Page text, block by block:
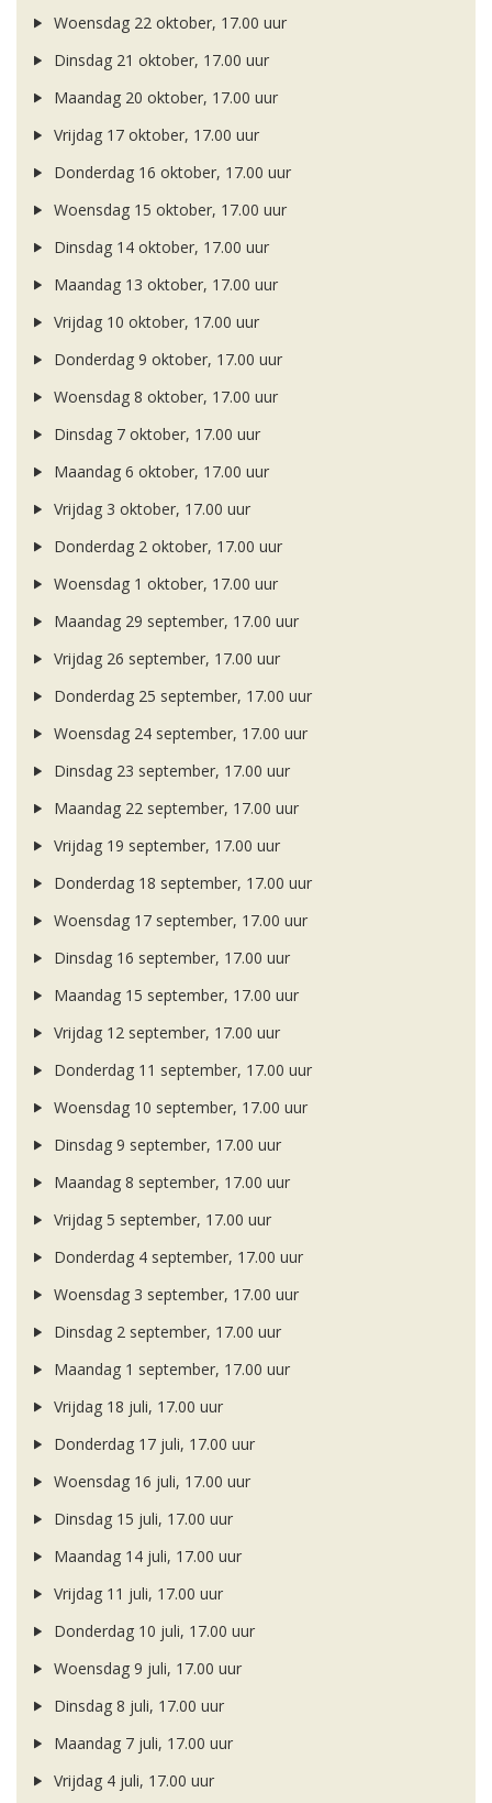
Woensdag 22 oktober, 17.00 uur
Dinsdag 21 oktober, 17.00 uur
Maandag 20 oktober, 17.00 uur
Vrijdag 17 oktober, 17.00 uur
Donderdag 16 oktober, 17.00 uur
Woensdag 15 oktober, 17.00 uur
Dinsdag 14 oktober, 17.00 uur
Maandag 13 oktober, 17.00 uur
Vrijdag 10 oktober, 17.00 uur
Donderdag 9 oktober, 17.00 uur
Woensdag 8 oktober, 17.00 uur
Dinsdag 7 oktober, 17.00 uur
Maandag 6 oktober, 17.00 uur
Vrijdag 3 oktober, 17.00 uur
Donderdag 2 oktober, 17.00 uur
Woensdag 1 oktober, 17.00 uur
Maandag 29 september, 17.00 uur
Vrijdag 26 september, 17.00 uur
Donderdag 25 september, 17.00 uur
Woensdag 24 september, 17.00 uur
Dinsdag 23 september, 17.00 uur
Maandag 22 september, 17.00 uur
Vrijdag 19 september, 17.00 uur
Donderdag 18 september, 17.00 uur
Woensdag 17 september, 17.00 uur
Dinsdag 16 september, 17.00 uur
Maandag 15 september, 17.00 uur
Vrijdag 12 september, 17.00 uur
Donderdag 11 september, 17.00 uur
Woensdag 10 september, 17.00 uur
Dinsdag 9 september, 17.00 uur
Maandag 8 september, 17.00 uur
Vrijdag 5 september, 17.00 uur
Donderdag 4 september, 17.00 uur
Woensdag 3 september, 17.00 uur
Dinsdag 2 september, 17.00 uur
Maandag 1 september, 17.00 uur
Vrijdag 18 juli, 17.00 uur
Donderdag 17 juli, 17.00 uur
Woensdag 16 juli, 17.00 uur
Dinsdag 15 juli, 17.00 uur
Maandag 14 juli, 17.00 uur
Vrijdag 11 juli, 17.00 uur
Donderdag 10 juli, 17.00 uur
Woensdag 9 juli, 17.00 uur
Dinsdag 8 juli, 17.00 uur
Maandag 7 juli, 17.00 uur
Vrijdag 4 juli, 17.00 uur